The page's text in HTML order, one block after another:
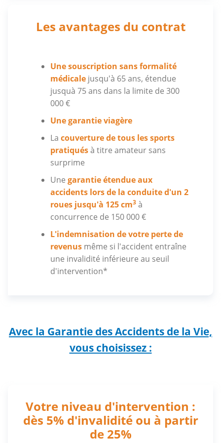
Les avantages du contrat
Une souscription sans formalité
médicale jusqu'à 65 ans, étendue
jusquà 75 ans dans la limite de 300
000 €
Une garantie viagère
La couverture de tous les sports
pratiqués à titre amateur sans
surprime
Une garantie étendue aux
accidents lors de la conduite d'un 2
roues jusqu'à 125 cm3 à
concurrence de 150 000 €
L'indemnisation de votre perte de
revenusmême si l'accident entraîne
une invalidité inférieure au seuil
d'intervention*
Avec la Garantie des Accidents de la Vie,
vous choisissez :
Votre niveau d'intervention :
dès 5% d'invalidité ou à partir
de 25%